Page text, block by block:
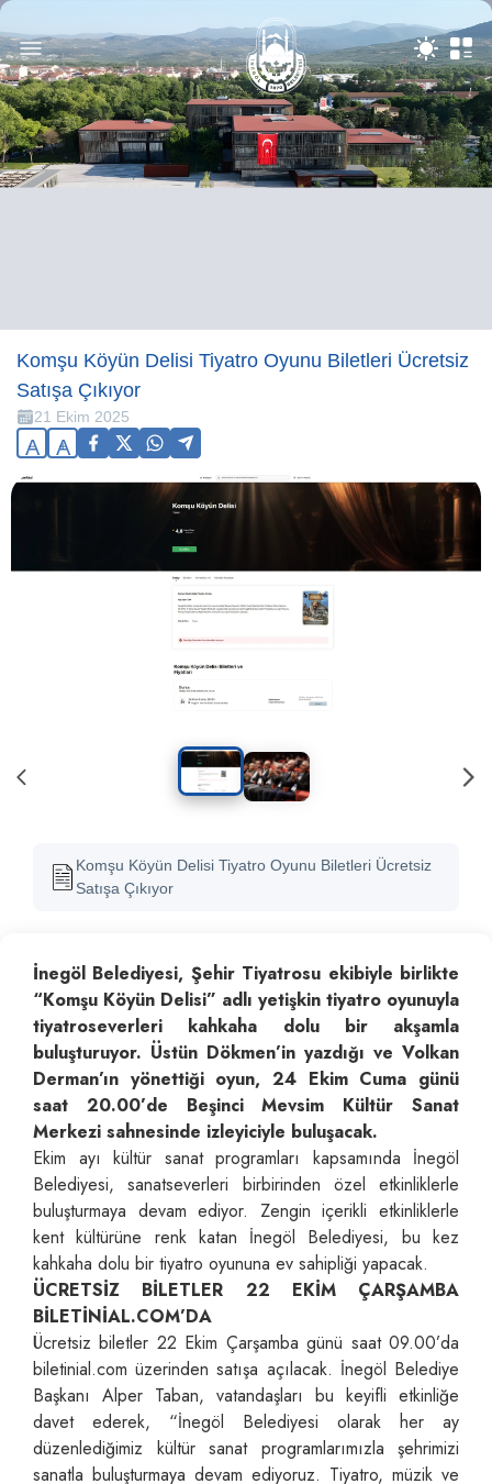
Komşu Köyün Delisi Tiyatro Oyunu Biletleri Ücretsiz
Satışa Çıkıyor
21 Ekim 2025
A A
Komşu Köyün Delisi Tiyatro Oyunu Biletleri Ücretsiz
Satışa Çıkıyor
İnegöl Belediyesi, Şehir Tiyatrosu ekibiyle birlikte
“Komşu Köyün Delisi” adlı yetişkin tiyatro oyunuyla
tiyatroseverleri kahkaha dolu bir akşamla
buluşturuyor. Üstün Dökmen’in yazdığı ve Volkan
Derman’ın yönettiği oyun, 24 Ekim Cuma günü
saat 20.00’de Beşinci Mevsim Kültür Sanat
Merkezi sahnesinde izleyiciyle buluşacak.
Ekim ayı kültür sanat programları kapsamında İnegöl
Belediyesi, sanatseverleri birbirinden özel etkinliklerle
buluşturmaya devam ediyor. Zengin içerikli etkinliklerle
kent kültürüne renk katan İnegöl Belediyesi, bu kez
kahkaha dolu bir tiyatro oyununa ev sahipliği yapacak.
ÜCRETSİZ BİLETLER 22 EKİM ÇARŞAMBA
BİLETİNİAL.COM’DA
Ücretsiz biletler 22 Ekim Çarşamba günü saat 09.00’da
biletinial.com üzerinden satışa açılacak. İnegöl Belediye
Başkanı Alper Taban, vatandaşları bu keyifli etkinliğe
davet ederek, “İnegöl Belediyesi olarak her ay
düzenlediğimiz kültür sanat programlarımızla şehrimizi
sanatla buluşturmaya devam ediyoruz. Tiyatro, müzik ve